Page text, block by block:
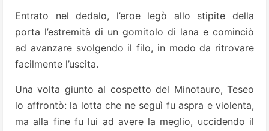
Entrato nel dedalo, l’eroe legò allo stipite della
porta l’estremità di un gomitolo di lana e cominciò
ad avanzare svolgendo il filo, in modo da ritrovare
facilmente l’uscita.
Una volta giunto al cospetto del Minotauro, Teseo
lo affrontò: la lotta che ne seguì fu aspra e violenta,
ma alla fine fu lui ad avere la meglio, uccidendo il